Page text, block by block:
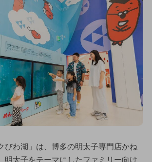
びわ湖」は、博多の明太子専門店かね
明太子をテーマにしたファミリー向け